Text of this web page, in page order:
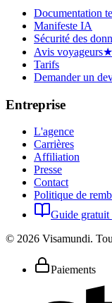
Documentation
Manifeste IA
Sécurité des
Avis voyageurs★
Tarifs
Demander un
Entreprise
L'agence
Carrières
Affiliation
Presse
Contact
Politique de
Guide gratuit
© 2026 Visamundi.
Paiements